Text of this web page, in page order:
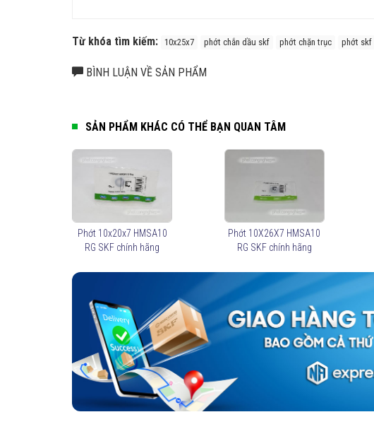
Từ khóa tìm kiếm: 10x25x7 phớt chắn dầu skf phớt chặn trục phớt skf
BÌNH LUẬN VỀ SẢN PHẨM
SẢN PHẨM KHÁC CÓ THỂ BẠN QUAN TÂM
Phớt 10x20x7 HMSA10
RG SKF chính hãng
Phớt 10X26X7 HMSA10
RG SKF chính hãng